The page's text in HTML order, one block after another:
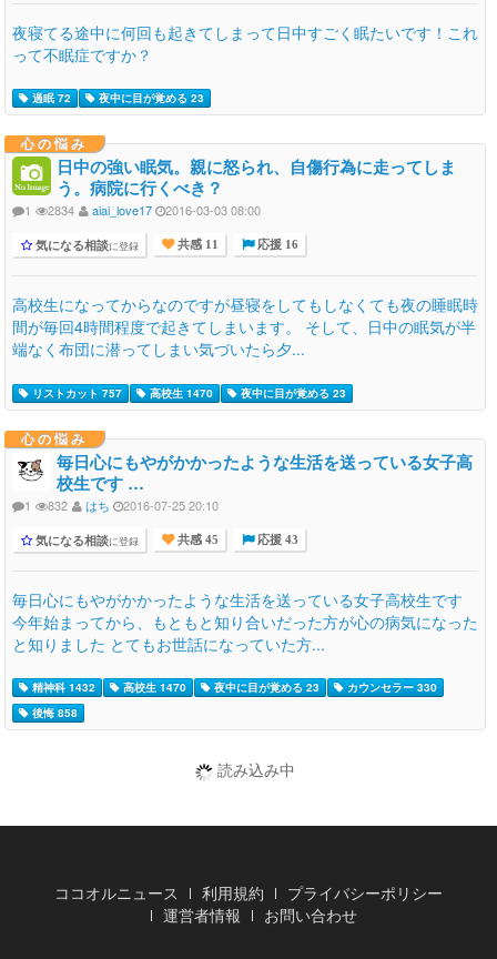
夜寝てる途中に何回も起きてしまって日中すごく眠たいです！これ
って不眠症ですか？
過眠 72 夜中に目が覚める 23
心の悩み
日中の強い眠気。親に怒られ、自傷行為に走ってしま
う。病院に行くべき？
1 2834 aiai_love17 2016-03-03 08:00
気になる相談に登録 共感 11 応援 16
高校生になってからなのですが昼寝をしてもしなくても夜の睡眠時
間が毎回4時間程度で起きてしまいます。 そして、日中の眠気が半
端なく布団に潜ってしまい気づいたら夕...
リストカット 757 高校生 1470 夜中に目が覚める 23
心の悩み
毎日心にもやがかかったような生活を送っている女子高
校生です …
1 832 はち 2016-07-25 20:10
気になる相談に登録 共感 45 応援 43
毎日心にもやがかかったような生活を送っている女子高校生です
今年始まってから、もともと知り合いだった方が心の病気になった
と知りました とてもお世話になっていた方...
精神科 1432 高校生 1470 夜中に目が覚める 23
カウンセラー 330
後悔 858
読み込み中
ココオルニュース 利用規約
プライバシーポリシー
運営者情報
お問い合わせ